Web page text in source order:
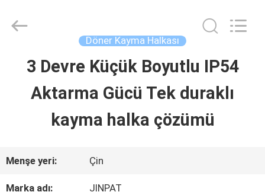
ANA
SAYFA
VR
Electronics
Döner Kayma Halkası
3 Devre Küçük Boyutlu IP54
Aktarma Gücü Tek duraklı
kayma halka çözümü
Menşe yeri: Çin
Marka adı: JINPAT